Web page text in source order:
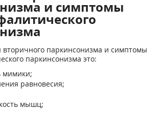
и симптомы
паркинсонизма и симптомы
паркинсонизма это:
мимики;
равновесия;
мышц;